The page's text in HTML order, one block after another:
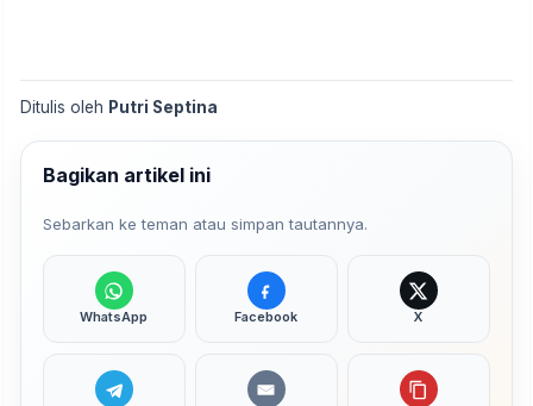
Ditulis oleh Putri Septina
Bagikan artikel ini
Sebarkan ke teman atau simpan tautannya.
WhatsApp Facebook X